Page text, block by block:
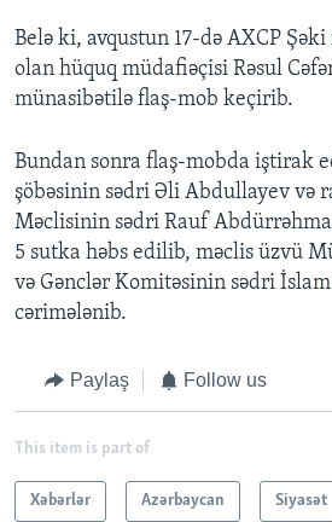
Belə ki, avqustun 17-də AXCP Şəki
olan hüquq müdafiəçisi Rəsul
münasibətilə flaş-mob keçirib.
Bundan sonra flaş-mobda iştirak
şöbəsinin sədri Əli Abdullayev və
Məclisinin sədri Rauf
5 sutka həbs edilib, məclis üzvü
və Gənclər Komitəsinin sədri
cərimələnib.
Paylaş Follow us
This item is part of
Xəbərlər Azərbaycan Siyasət